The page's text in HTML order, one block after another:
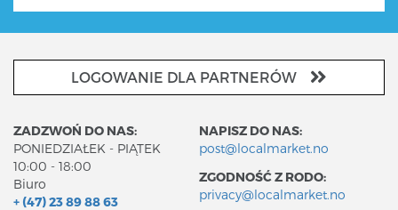
LOGOWANIE DLA PARTNERÓW
ZADZWOŃ DO NAS:
PONIEDZIAŁEK - PIĄTEK
10:00 - 18:00
Biuro
+ (47) 23 89 88 63
NAPISZ DO NAS:
post@localmarket.no
ZGODNOŚĆ Z RODO:
privacy@localmarket.no